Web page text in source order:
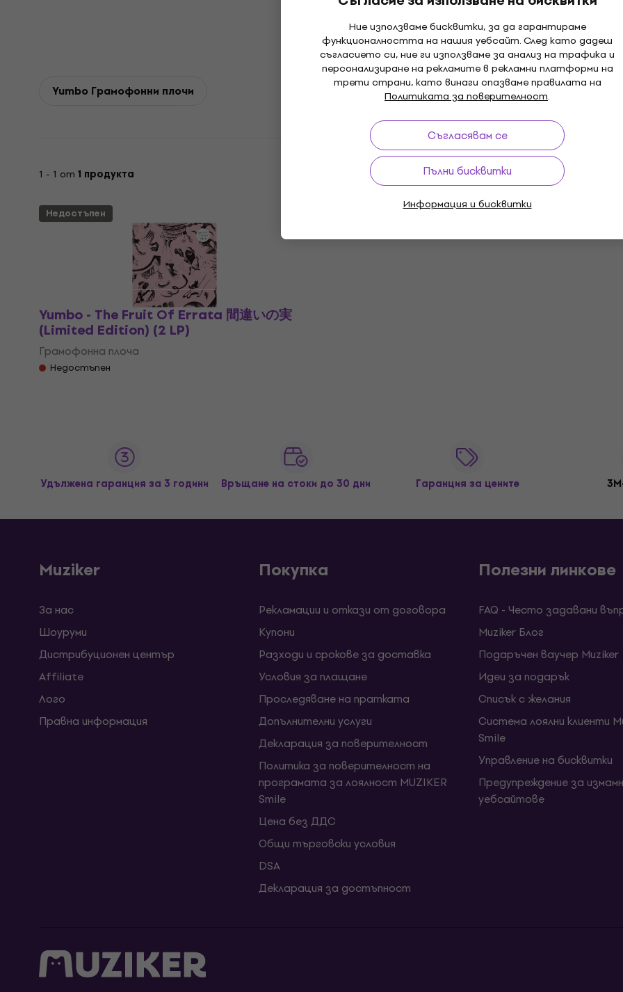
Ние използваме бисквитки, за да гарантираме
функционалността на нашия уебсайт. След като дадеш
съгласието си, ние ги използваме за анализ на трафика и
персонализиране на рекламите в рекламни платформи на
трети страни, като винаги спазваме правилата на
Политиката за поверителност.
Съгласявам се
Пълни бисквитки
Информация и бисквитки
Yumbo Грамофонни плочи
1 - 1 от 1 продукта
Недостъпен
Yumbo - The Fruit Of Errata 間違いの実
(Limited Edition) (2 LP)
Грамофонна плоча
Недостъпен
Удължена гаранция за 3 години Връщане на стоки до 30 дни Гаранция за цените
Muziker
За нас
Шоуруми
Дистрибуционен център
Affiliate
Лого
Правна информация
Покупка
Рекламации и откази от договора
Kупони
Разходи и срокове за доставка
Условия за плащане
Проследяване на пратката
Допълнителни услуги
Декларация за поверителност
Политика за поверителност на
програмата за лоялност MUZIKER
Smile
Цена без ДДС
Общи търговски условия
DSA
Декларация за достъпност
Полезни линкове
FAQ - Често задавани
Muziker Блог
Подаръчен ваучер Muziker
Идеи за подарък
Списък с желания
Система лоялни клиенти
Smile
Управление на бисквитки
Предупреждение за
уебсайтове